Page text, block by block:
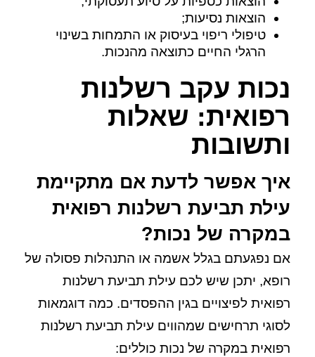
הוצאות נסיעות;
טיפולי ריפוי בעיסוק או התמחות בשינוי
הרגלי החיים כתוצאה מהנכות.
נכות עקב רשלנות
רפואית: שאלות
ותשובות
איך אפשר לדעת אם מתקיימת
עילת תביעת רשלנות רפואית
במקרה של נכות?
אם נפגעתם בגלל אשמה או התנהלות פסולה של
רופא, יתכן שיש לכם עילת תביעת רשלנות
רפואית לפיצויים בגין ההפסדים. כמה דוגמאות
לסוגי תרחישים שמהווים עילת תביעת רשלנות
רפואית במקרה של נכות כוללים: